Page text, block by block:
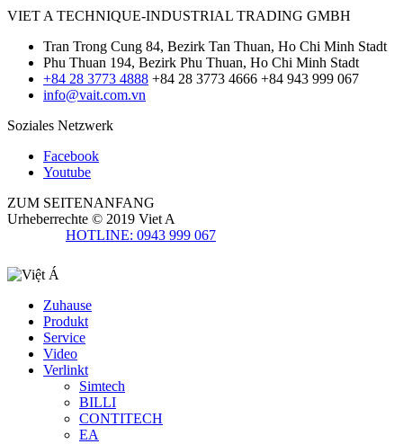
VIET A TECHNIQUE-INDUSTRIAL TRADING GMBH
Tran Trong Cung 84, Bezirk Tan Thuan, Ho Chi Minh Stadt
Phu Thuan 194, Bezirk Phu Thuan, Ho Chi Minh Stadt
+84 28 3773 4888 +84 28 3773 4666 +84 943 999 067
info@vait.com.vn
Soziales Netzwerk
Facebook
Youtube
ZUM SEITENANFANG
Urheberrechte © 2019 Viet A
HOTLINE: 0943 999 067
Zuhause
Produkt
Service
Video
Verlinkt
Simtech
BILLI
CONTITECH
EA